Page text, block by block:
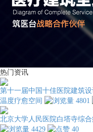
热门资讯
第十一届中国十佳医院建筑
温度疗愈空间
4801
北京大学人民医院白塔寺综
4429
40